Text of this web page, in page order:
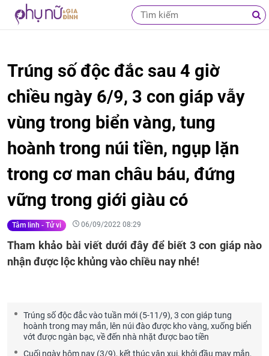
Trúng số độc đắc sau 4 giờ
chiều ngày 6/9, 3 con giáp vẫy
vùng trong biển vàng, tung
hoành trong núi tiền, ngụp lặn
trong cơ man châu báu, đứng
vững trong giới giàu có
Tâm linh - Tử vi 06/09/2022 08:29
Tham khảo bài viết dưới đây để biết 3 con giáp nào
nhận được lộc khủng vào chiều nay nhé!
Trúng số độc đắc vào tuần mới (5-11/9), 3 con giáp tung
hoành trong may mắn, lên núi đào được kho vàng, xuống biển
vớt được ngàn bạc, về đến nhà nhặt được bao tiền
Cuối ngày hôm nay (3/9), kết thúc vận xui, khởi đầu may mắn,